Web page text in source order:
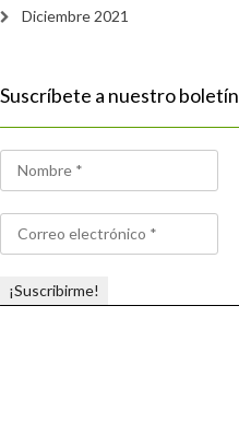
Diciembre 2021
Suscríbete a nuestro boletín